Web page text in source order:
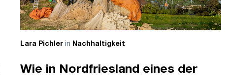
Lara Pichlerin Nachhaltigkeit
Wie in Nordfriesland eines der